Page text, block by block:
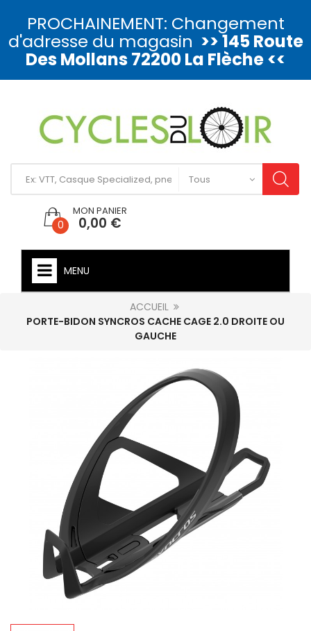
PROCHAINEMENT: Changement
d'adresse du magasin >> 145 Route
Des Mollans 72200 La Flèche <<
0
MON PANIER
0,00 €
MENU
ACCUEIL
PORTE-BIDON SYNCROS CACHE CAGE 2.0 DROITE OU
GAUCHE